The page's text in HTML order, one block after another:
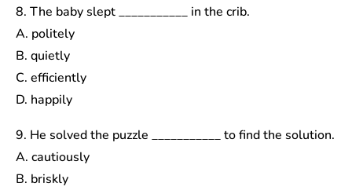
8. The baby slept ___________ in the crib.
A. politely
B. quietly
C. efficiently
D. happily
9. He solved the puzzle ___________ to find the solution.
A. cautiously
B. briskly